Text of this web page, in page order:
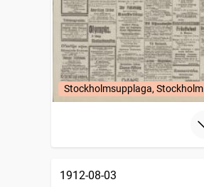
Stockholmsupplaga, Stockholm
1912-08-03